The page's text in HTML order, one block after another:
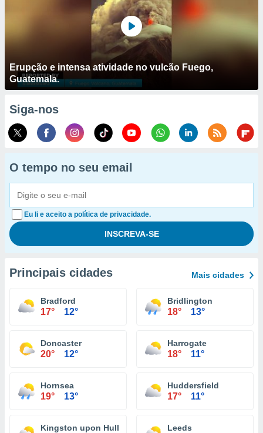
Erupção e intensa atividade no vulcão Fuego,
Guatemala.
Siga-nos
O tempo no seu email
Eu li e aceito a política de privacidade.
Principais cidades Mais cidades
Bradford
17° 12°
Bridlington
18° 13°
Doncaster
20° 12°
Harrogate
18° 11°
Hornsea
19° 13°
Huddersfield
17° 11°
Kingston upon Hull Leeds